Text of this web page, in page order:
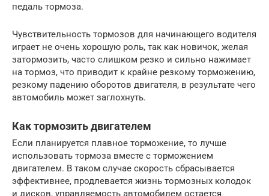
педаль тормоза.
Чувствительность тормозов для начинающего водителя
играет не очень хорошую роль, так как новичок, желая
затормозить, часто слишком резко и сильно нажимает
на тормоз, что приводит к крайне резкому торможению,
резкому падению оборотов двигателя, в результате чего
автомобиль может заглохнуть.
Как тормозить двигателем
Если планируется плавное торможение, то лучше
использовать тормоза вместе с торможением
двигателем. В таком случае скорость сбрасывается
эффективнее, продлевается жизнь тормозных колодок
и дисков, управляемость автомобилем остается